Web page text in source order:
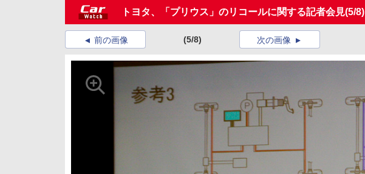
トヨタ、「プリウス」のリコールに関する記者会見(5/8)
前の画像 (5/8) 次の画像